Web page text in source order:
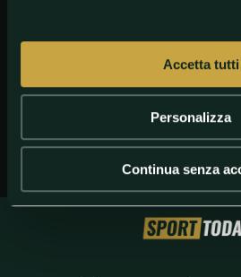
Accetta tutti
Personalizza
Continua senza